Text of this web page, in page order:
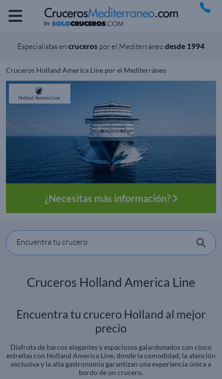
Especialistas en cruceros por el Mediterráneodesde 1994
Cruceros Holland America Line por el Mediterráneo
¿Necesitas más información?
Encuentra tu crucero
Cruceros Holland America Line
Encuentra tu crucero Holland al mejor
precio
Disfruta de barcos elegantes y espaciosos galardonados con cinco
estrellas con Holland America Line, donde la comodidad, la atención
exclusiva y la alta gastronomía garantizan una experiencia única a
bordo de un crucero.